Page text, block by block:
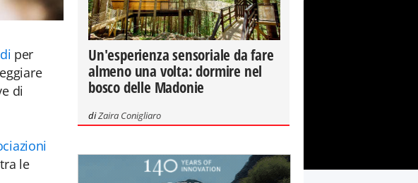
per
di
le
Un'esperienza sensoriale da fare
almeno una volta: dormire nel
bosco delle Madonie
diZaira Conigliaro